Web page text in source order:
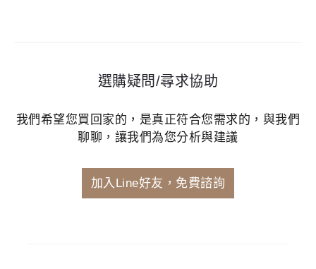
選購疑問/尋求協助
我們希望您買回家的，是真正符合您需求的，與我們
聊聊，讓我們為您分析與建議
加入Line好友，免費諮詢